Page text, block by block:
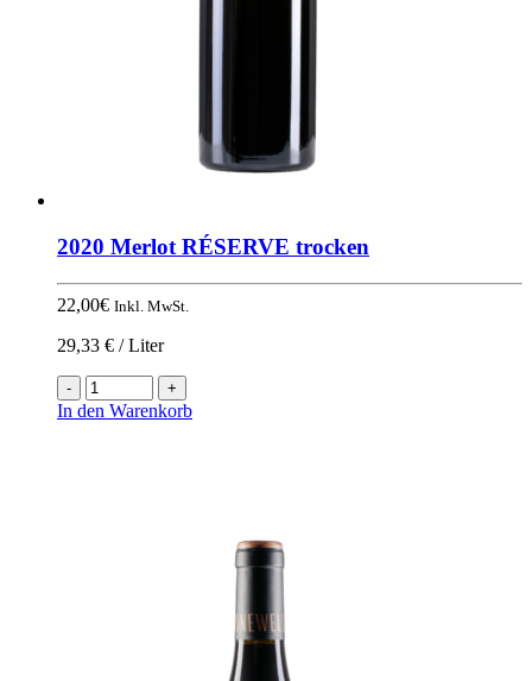
2020 Merlot RÉSERVE trocken
22,00€ Inkl. MwSt.
29,33 € / Liter
2020
Merlot
In den Warenkorb